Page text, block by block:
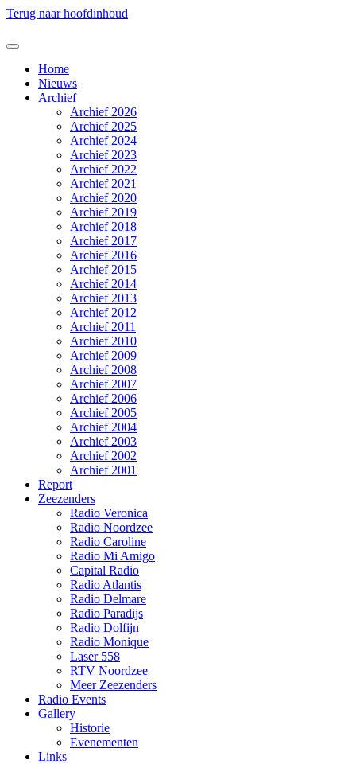
Terug naar hoofdinhoud
Home
Nieuws
Archief
Archief 2026
Archief 2025
Archief 2024
Archief 2023
Archief 2022
Archief 2021
Archief 2020
Archief 2019
Archief 2018
Archief 2017
Archief 2016
Archief 2015
Archief 2014
Archief 2013
Archief 2012
Archief 2011
Archief 2010
Archief 2009
Archief 2008
Archief 2007
Archief 2006
Archief 2005
Archief 2004
Archief 2003
Archief 2002
Archief 2001
Report
Zeezenders
Radio Veronica
Radio Noordzee
Radio Caroline
Radio Mi Amigo
Capital Radio
Radio Atlantis
Radio Delmare
Radio Paradijs
Radio Dolfijn
Radio Monique
Laser 558
RTV Noordzee
Meer Zeezenders
Radio Events
Gallery
Historie
Evenementen
Links